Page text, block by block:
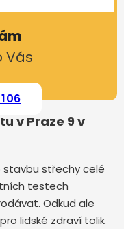
Vás
v Praze 9 v
stavbu střechy celé
testech
Odkud ale
lidské zdraví tolik